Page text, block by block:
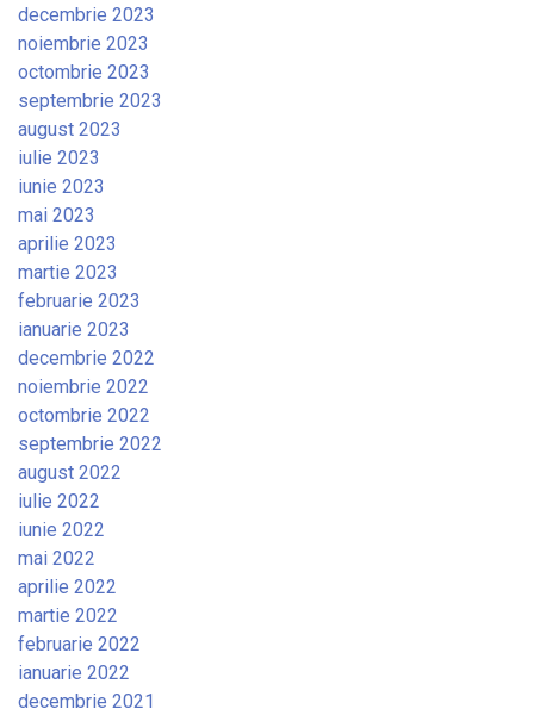
decembrie 2023
noiembrie 2023
octombrie 2023
septembrie 2023
august 2023
iulie 2023
iunie 2023
mai 2023
aprilie 2023
martie 2023
februarie 2023
ianuarie 2023
decembrie 2022
noiembrie 2022
octombrie 2022
septembrie 2022
august 2022
iulie 2022
iunie 2022
mai 2022
aprilie 2022
martie 2022
februarie 2022
ianuarie 2022
decembrie 2021